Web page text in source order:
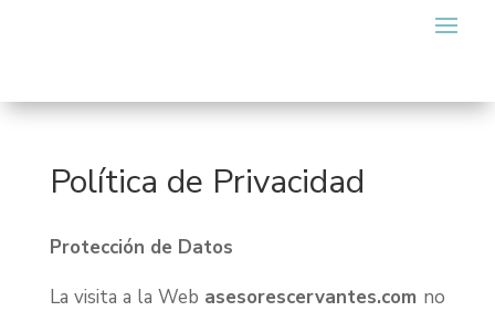
Política de Privacidad
Protección de Datos
La visita a la Web asesorescervantes.com no